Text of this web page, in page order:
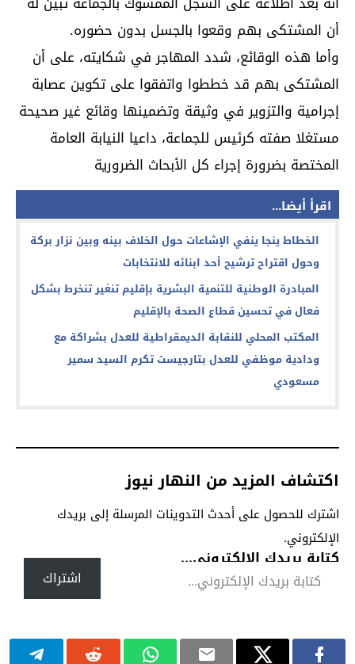
أن المشتكى بهم وقعوا بالجسل بدون حضوره.
وأما هذه الوقائع، شدد المهاجر في شكايته، على أن
المشتكى بهم قد خططوا واتفقوا على تكوين عصابة
إجرامية والتزوير في وثيقة وتضمينها وقائع غير صحيحة
مستغلا صفته كرئيس للجماعة، داعيا النيابة العامة
المختصة بضرورة إجراء كل الأبحاث الضرورية
اقرأ أيضا...
الخطاط ينجا ينفي الإشاعات حول الخلاف بينه وبين نزار بركة
وحول اقتراح ترشيح أحد ابنائه للانتخابات
المبادرة الوطنية للتنمية البشرية بإقليم تنغير تنخرط بشكل
فعال في تحسين قطاع الصحة بالإقليم
المكتب المحلي للنقابة الديمقراطية للعدل بشراكة مع
ودادية موظفي للعدل بتارجيست تكرم السيد سمير
مسعودي
اكتشاف المزيد من النهار نيوز
اشترك للحصول على أحدث التدوينات المرسلة إلى بريدك
الإلكتروني.
كتابة بريدك الإلكتروني...
اشتراك